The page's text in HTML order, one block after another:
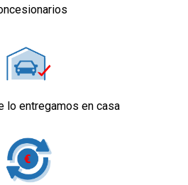
lo entregamos en casa